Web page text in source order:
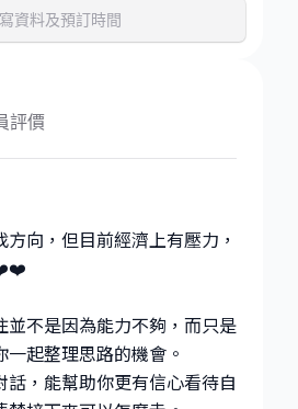
資料及預訂時間
評價
向，但目前經濟上有壓力，
並不是因為能力不夠，而只是
起整理思路的機會。
話，能幫助你更有信心看待自